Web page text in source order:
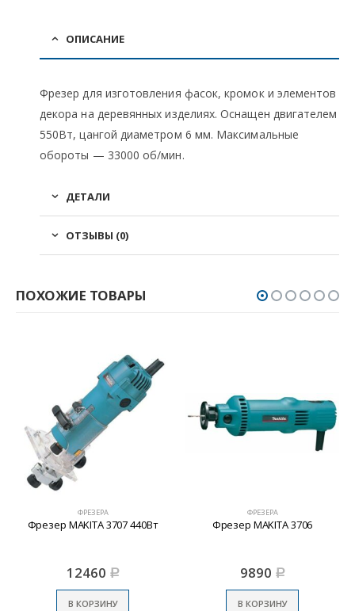
ОПИСАНИЕ
Фрезер для изготовления фасок, кромок и элементов
декора на деревянных изделиях. Оснащен двигателем
550Вт, цангой диаметром 6 мм. Максимальные
обороты — 33000 об/мин.
ДЕТАЛИ
ОТЗЫВЫ (0)
ПОХОЖИЕ ТОВАРЫ
ФРЕЗЕРА
Фрезер MAKITA 3707 440Вт
12460 Р
В КОРЗИНУ
ФРЕЗЕРА
Фрезер MAKITA 3706
9890 Р
В КОРЗИНУ